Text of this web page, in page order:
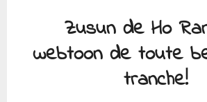
Zusun de Ho
webtoon de toute
tranche!